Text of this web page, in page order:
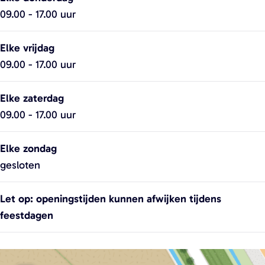
e
i
e
r
g
r
n
R
j
e
A
o
e
n
e
i
j
e
r
r
o
e
i
j
e
r
A
g
r
o
09.00 - 17.00 uur
Elke vrijdag
09.00 - 17.00 uur
Elke zaterdag
09.00 - 17.00 uur
Elke zondag
gesloten
Let op: openingstijden kunnen afwijken tijdens
feestdagen